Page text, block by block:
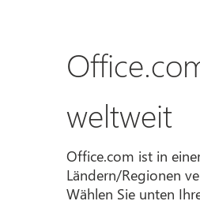
weltweit
Office.com ist in
Ländern/Regionen
Wählen Sie unten